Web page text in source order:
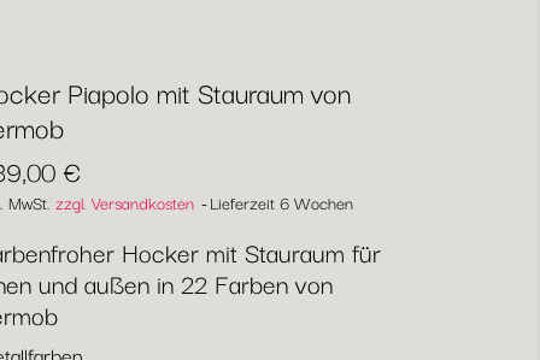
Piapolo mit Stauraum von
€
MwSt. zzgl. Versandkosten Lieferzeit 6 Wochen
Hocker mit Stauraum für
und außen in 22 Farben von